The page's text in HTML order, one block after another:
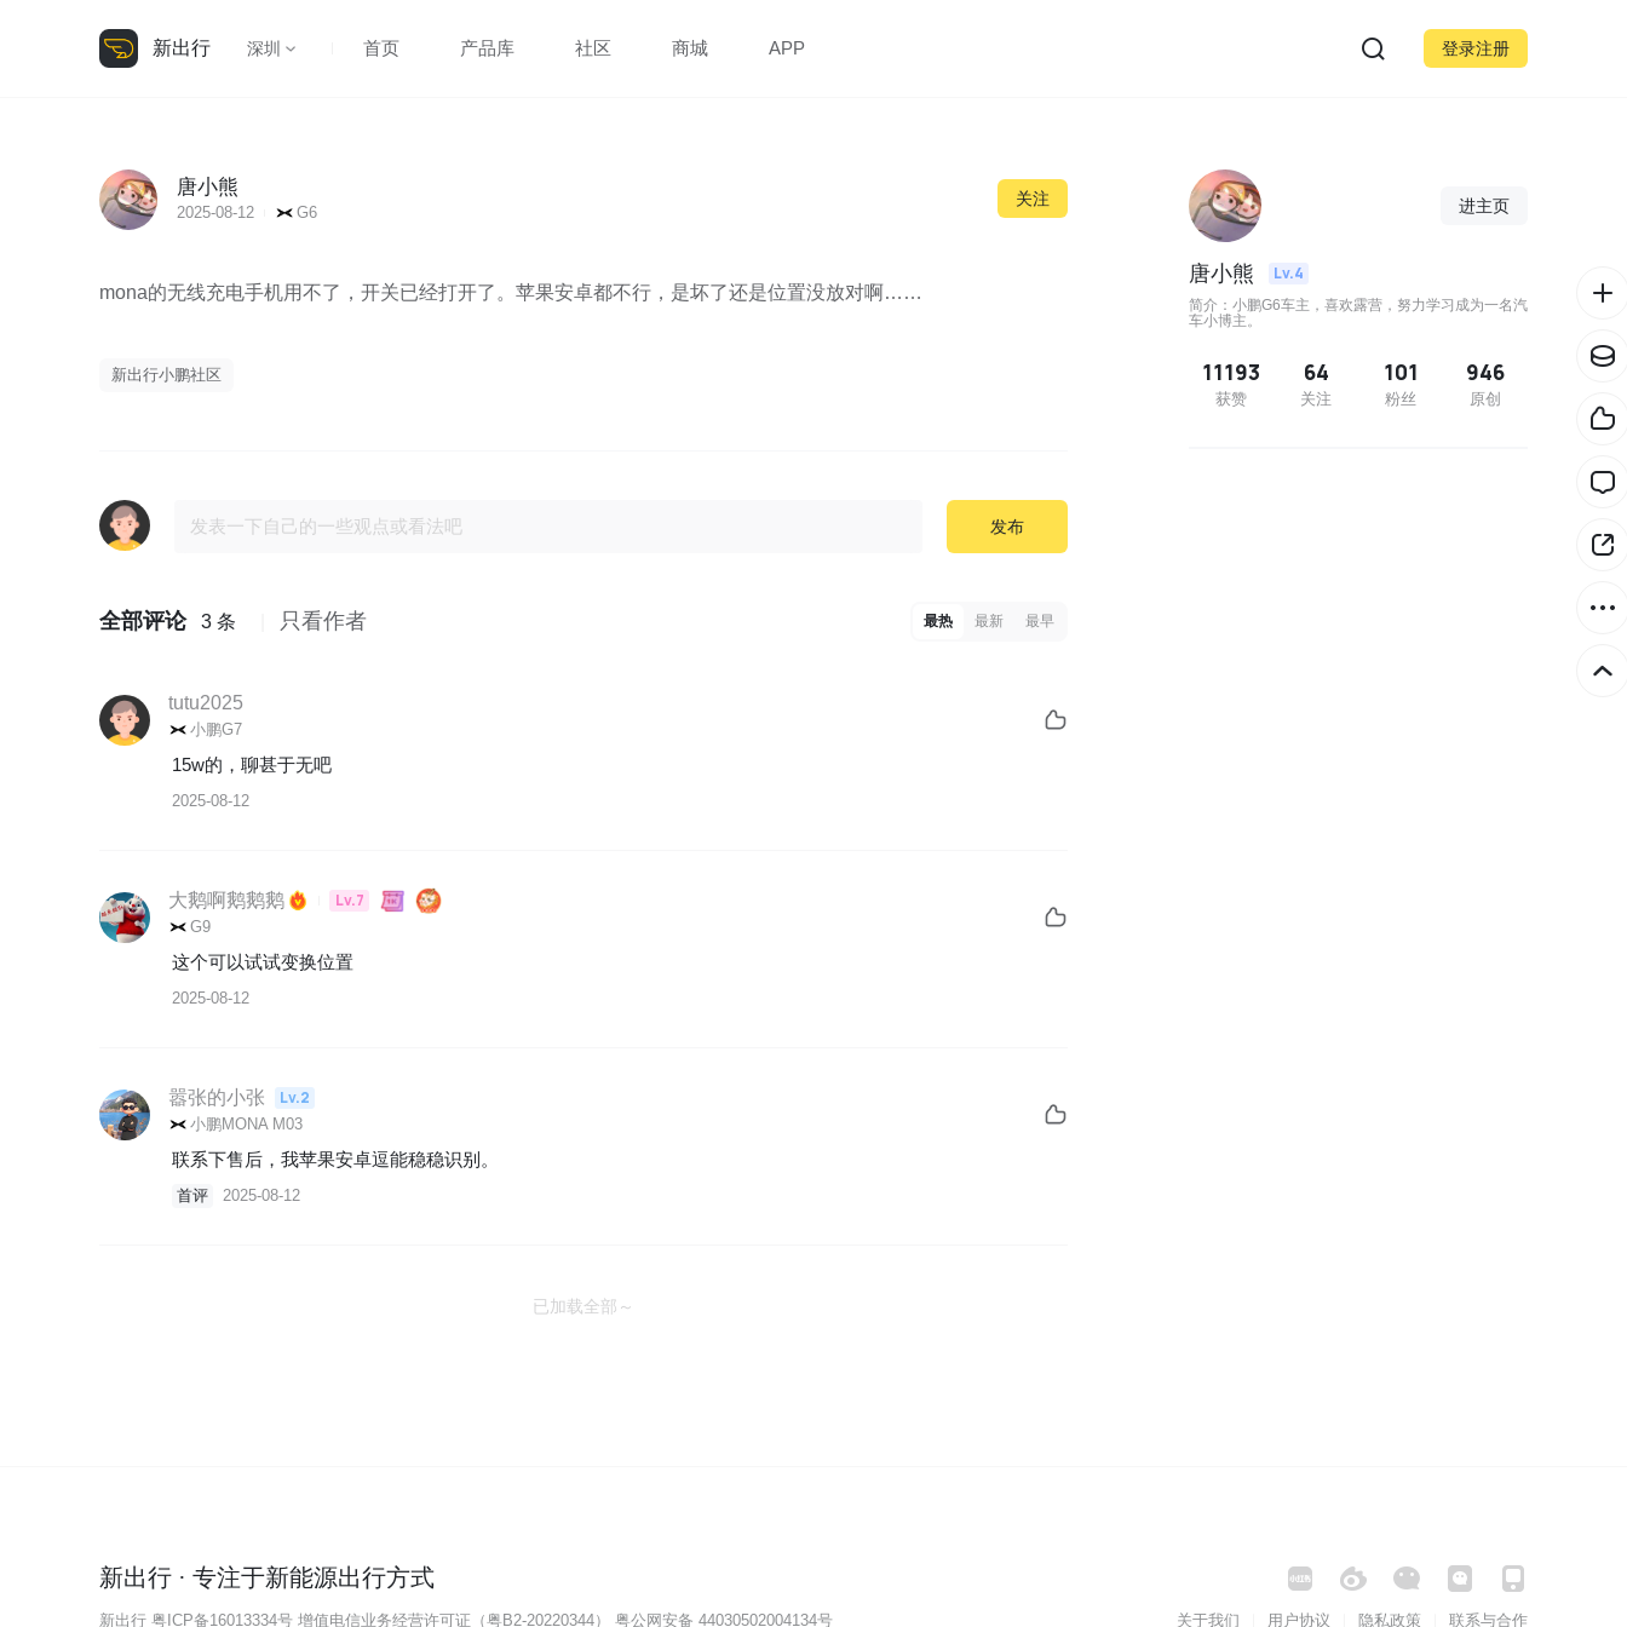
新出行 深圳 首页 产品库 社区 商城 APP 登录注册
唐小熊
2025-08-12 G6
关注
mona的无线充电手机用不了，开关已经打开了。苹果安卓都不行，是坏了还是位置没放对啊……
新出行小鹏社区
发布
全部评论 3 条 只看作者 最热 最新 最早
tutu2025
小鹏G7
15w的，聊甚于无吧
2025-08-12
大鹅啊鹅鹅鹅 Lv.7
G9
这个可以试试变换位置
2025-08-12
嚣张的小张 Lv.2
小鹏MONA M03
联系下售后，我苹果安卓逗能稳稳识别。
首评 2025-08-12
已加载全部～
进主页
唐小熊 Lv.4
简介：小鹏G6车主，喜欢露营，努力学习成为一名汽
车小博主。
11193
获赞
64
关注
101
粉丝
946
原创
新出行 · 专注于新能源出行方式
新出行 粤ICP备16013334号 增值电信业务经营许可证（粤B2-20220344） 粤公网安备 44030502004134号 关于我们 用户协议 隐私政策 联系与合作